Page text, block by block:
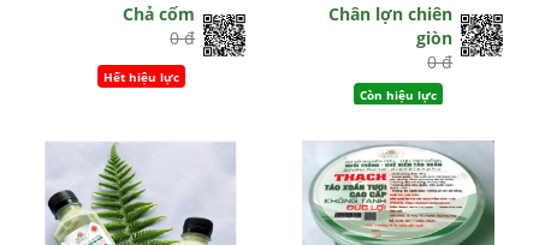
Chả cốm
0 đ
Hết hiệu lực
Chân lợn chiên
giòn
0 đ
Còn hiệu lực